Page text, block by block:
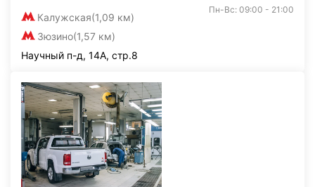
Калужская(1,09 км)
Зюзино(1,57 км)
Пн-Вс: 09:00 - 21:00
Научный п-д, 14А, стр.8